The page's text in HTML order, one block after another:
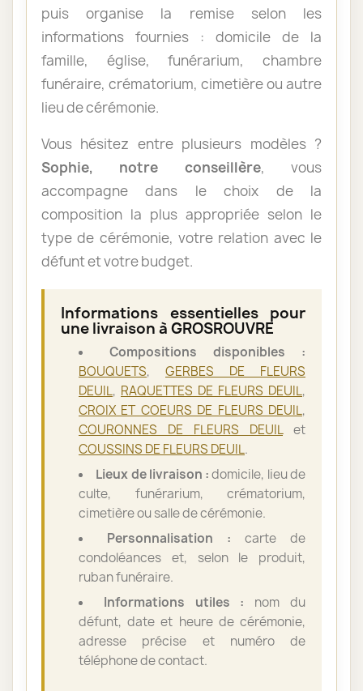
puis organise la remise selon les
informations fournies : domicile de la
famille, église, funérarium, chambre
funéraire, crématorium, cimetière ou autre
lieu de cérémonie.
Vous hésitez entre plusieurs modèles ?
Sophie, notre conseillère, vous
accompagne dans le choix de la
composition la plus appropriée selon le
type de cérémonie, votre relation avec le
défunt et votre budget.
Informations essentielles pour
une livraison à GROSROUVRE
Compositions disponibles :
BOUQUETS, GERBES DE FLEURS
DEUIL, RAQUETTES DE FLEURS DEUIL,
CROIX ET COEURS DE FLEURS DEUIL,
COURONNES DE FLEURS DEUILet
COUSSINS DE FLEURS DEUIL.
Lieux de livraison :domicile, lieu de
culte, funérarium, crématorium,
cimetière ou salle de cérémonie.
Personnalisation : carte de
condoléances et, selon le produit,
ruban funéraire.
Informations utiles : nom du
défunt, date et heure de cérémonie,
adresse précise et numéro de
téléphone de contact.